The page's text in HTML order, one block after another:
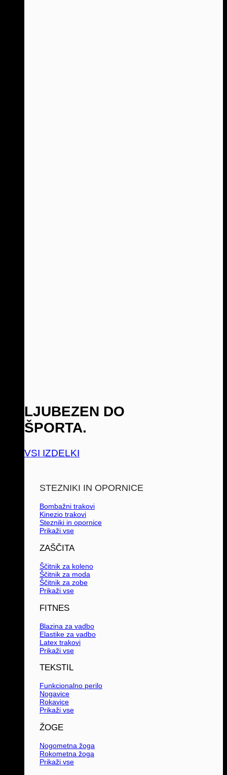
LJUBEZEN DO
ŠPORTA.
VSI IZDELKI
STEZNIKI IN OPORNICE
Bombažni trakovi
Kinezio trakovi
Stezniki in opornice
Prikaži vse
ZAŠČITA
Ščitnik za koleno
Ščitnik za moda
Ščitnik za zobe
Prikaži vse
FITNES
Blazina za vadbo
Elastike za vadbo
Latex trakovi
Prikaži vse
TEKSTIL
Funkcionalno perilo
Nogavice
Rokavice
Prikaži vse
ŽOGE
Nogometna žoga
Rokometna žoga
Prikaži vse